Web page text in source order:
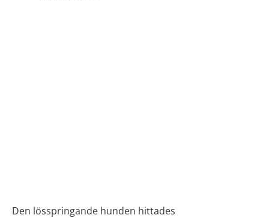
Den lösspringande hunden hittades